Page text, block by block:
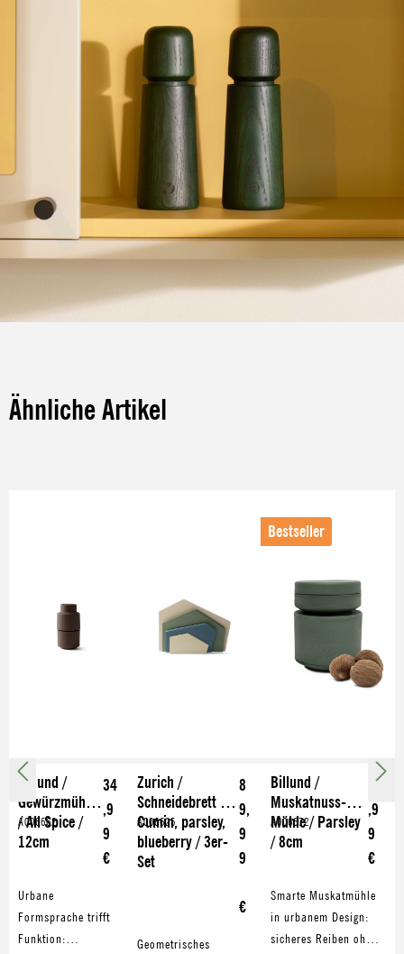
Ähnliche Artikel
Billund /
Gewürzmühle
/ All Spice /
12cm
A006662
34
,9
9
€
Urbane
Formsprache trifft
Funktion:
Zurich /
Schneidebrett /
Cumin, parsley,
blueberry / 3er-
Set
A006625
8
9,
9
9
€
Geometrisches
Bestseller
Billund /
Muskatnuss-
Mühle / Parsley
/ 8cm
A006672
27
,9
9
€
Smarte Muskatmühle
in urbanem Design:
sicheres Reiben ohne